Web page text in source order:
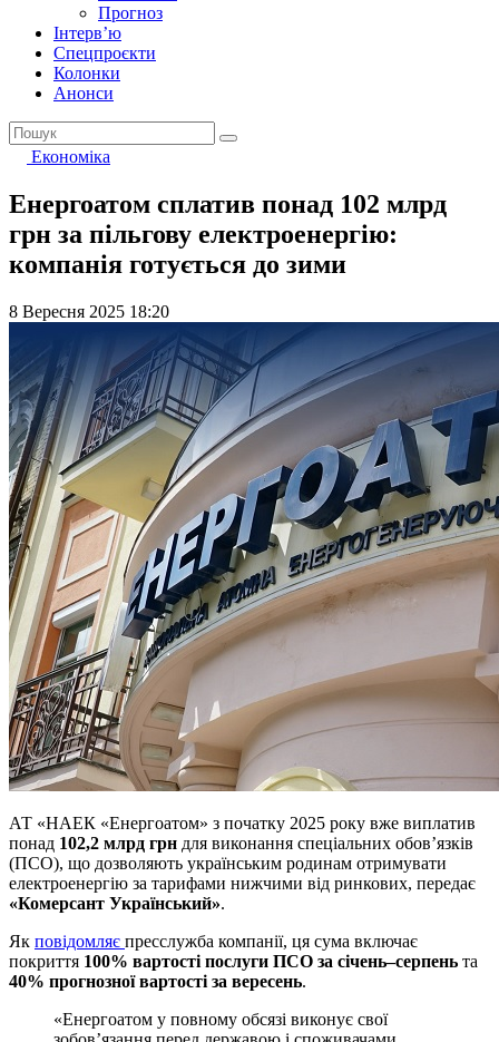
Прогноз
Інтерв’ю
Спецпроєкти
Колонки
Анонси
Економіка
Енергоатом сплатив понад 102 млрд
грн за пільгову електроенергію:
компанія готується до зими
8 Вересня 2025 18:20
АТ «НАЕК «Енергоатом» з початку 2025 року вже виплатив
понад 102,2 млрд грн для виконання спеціальних обов’язків
(ПСО), що дозволяють українським родинам отримувати
електроенергію за тарифами нижчими від ринкових, передає
«Комерсант Український».
Як повідомляє пресслужба компанії, ця сума включає
покриття 100% вартості послуги ПСО за січень–серпень та
40% прогнозної вартості за вересень.
«Енергоатом у повному обсязі виконує свої